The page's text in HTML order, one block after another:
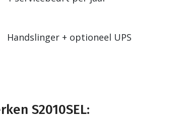
Handslinger + optioneel UPS
S2010SEL: